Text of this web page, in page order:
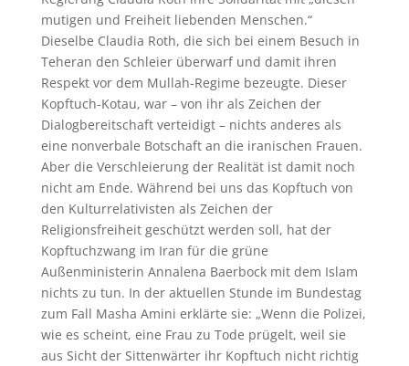
mutigen und Freiheit liebenden Menschen.“
Dieselbe Claudia Roth, die sich bei einem Besuch in
Teheran den Schleier überwarf und damit ihren
Respekt vor dem Mullah-Regime bezeugte. Dieser
Kopftuch-Kotau, war – von ihr als Zeichen der
Dialogbereitschaft verteidigt – nichts anderes als
eine nonverbale Botschaft an die iranischen Frauen.
Aber die Verschleierung der Realität ist damit noch
nicht am Ende. Während bei uns das Kopftuch von
den Kulturrelativisten als Zeichen der
Religionsfreiheit geschützt werden soll, hat der
Kopftuchzwang im Iran für die grüne
Außenministerin Annalena Baerbock mit dem Islam
nichts zu tun. In der aktuellen Stunde im Bundestag
zum Fall Masha Amini erklärte sie: „Wenn die Polizei,
wie es scheint, eine Frau zu Tode prügelt, weil sie
aus Sicht der Sittenwärter ihr Kopftuch nicht richtig